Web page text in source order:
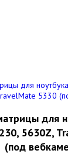
для
5630Z,
(под